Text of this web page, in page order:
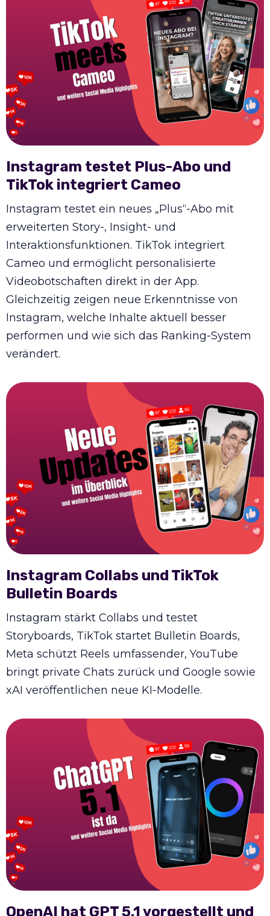
Instagram testet Plus-Abo und
TikTok integriert Cameo
Instagram testet ein neues „Plus“-Abo mit
erweiterten Story-, Insight- und
Interaktionsfunktionen. TikTok integriert
Cameo und ermöglicht personalisierte
Videobotschaften direkt in der App.
Gleichzeitig zeigen neue Erkenntnisse von
Instagram, welche Inhalte aktuell besser
performen und wie sich das Ranking-System
verändert.
Instagram Collabs und TikTok
Bulletin Boards
Instagram stärkt Collabs und testet
Storyboards, TikTok startet Bulletin Boards,
Meta schützt Reels umfassender, YouTube
bringt private Chats zurück und Google sowie
xAI veröffentlichen neue KI-Modelle.
OpenAI hat GPT 5.1 vorgestellt und